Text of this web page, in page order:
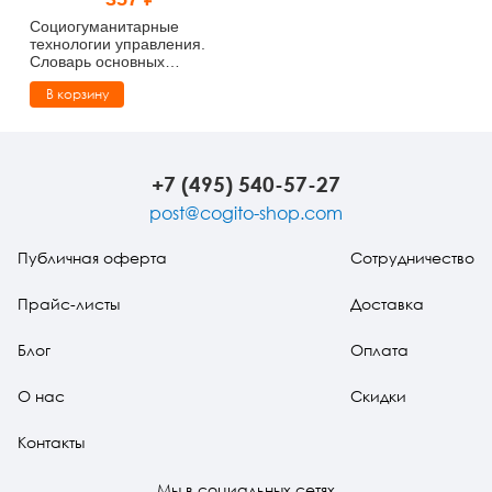
Тревожные расстройства, панические атаки
Психодрама
Сказкотерапия
Психология труда и эргономика
Психофизиология
Социальная и организационная психология
Учебная литература
Социогуманитарные
технологии управления.
Словарь основных
терминов (pdf)
В корзину
+7 (495) 540-57-27
post@cogito-shop.com
Публичная оферта
Прайс-листы
Блог
О нас
Контакты
Сотрудничество
Доставка
Оплата
Скидки